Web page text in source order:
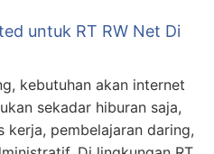
untuk RT RW Net Di
kebutuhan akan internet
sekadar hiburan saja,
pembelajaran daring,